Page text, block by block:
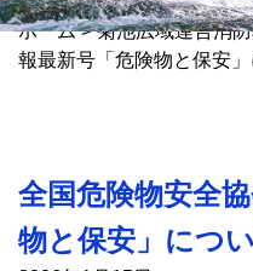
ホーム>菊池広域連合消
報最新号「危険物と保安」
全国危険物安全
物と保安」につ